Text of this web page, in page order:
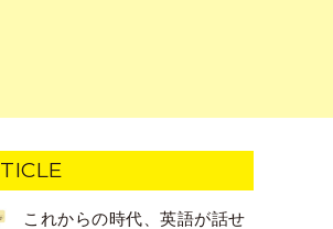
これからの時代、英語が話せ